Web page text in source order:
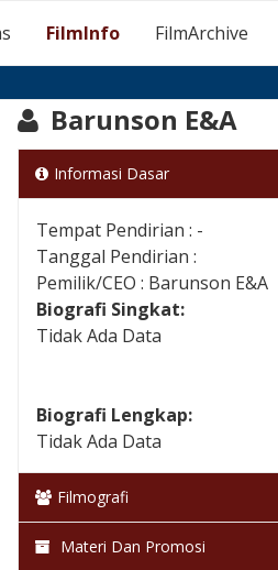
FilmInfo FilmArchive
Barunson E&A
Informasi Dasar
Tempat Pendirian : -
Tanggal Pendirian :
Pemilik/CEO : Barunson E&A
Biografi Singkat:
Tidak Ada Data
Biografi Lengkap:
Tidak Ada Data
Filmografi
Materi Dan Promosi